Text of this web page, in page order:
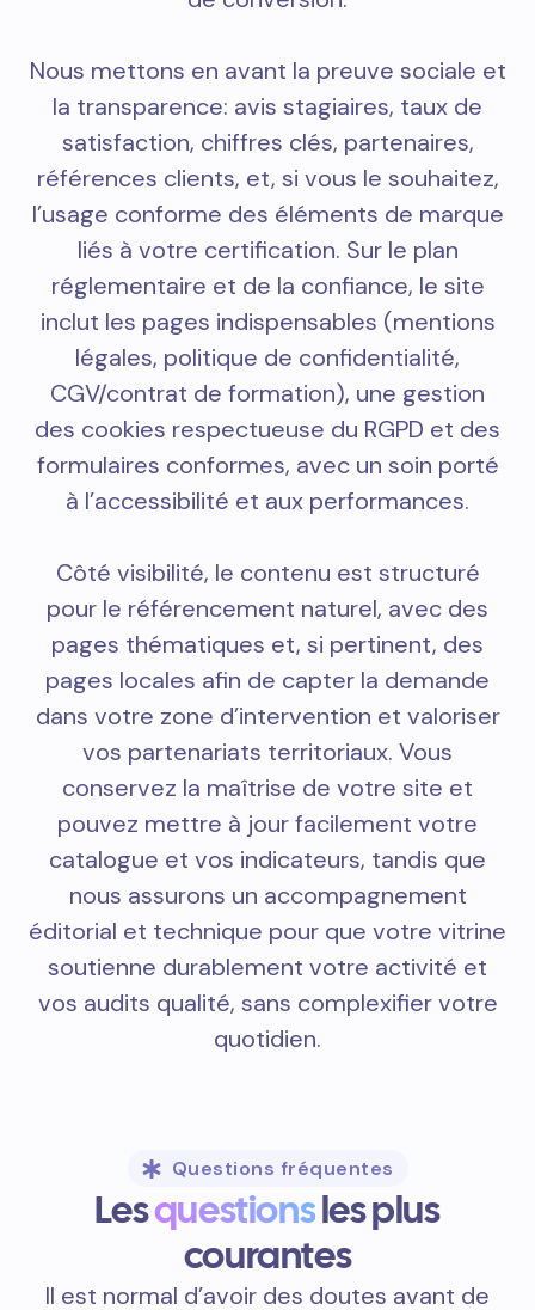
Nous mettons en avant la preuve sociale et
la transparence: avis stagiaires, taux de
satisfaction, chiffres clés, partenaires,
références clients, et, si vous le souhaitez,
l’usage conforme des éléments de marque
liés à votre certification. Sur le plan
réglementaire et de la confiance, le site
inclut les pages indispensables (mentions
légales, politique de confidentialité,
CGV/contrat de formation), une gestion
des cookies respectueuse du RGPD et des
formulaires conformes, avec un soin porté
à l’accessibilité et aux performances.
Côté visibilité, le contenu est structuré
pour le référencement naturel, avec des
pages thématiques et, si pertinent, des
pages locales afin de capter la demande
dans votre zone d’intervention et valoriser
vos partenariats territoriaux. Vous
conservez la maîtrise de votre site et
pouvez mettre à jour facilement votre
catalogue et vos indicateurs, tandis que
nous assurons un accompagnement
éditorial et technique pour que votre vitrine
soutienne durablement votre activité et
vos audits qualité, sans complexifier votre
quotidien.
Questions fréquentes
Lesquestionsles plus
courantes
Il est normal d’avoir des doutes avant de